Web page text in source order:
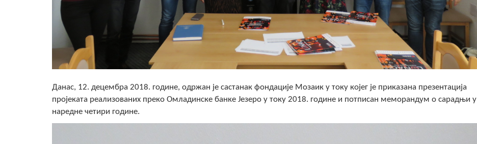
Данас, 12. децембра 2018. године, одржан је састанак фондације Мозаик у току којег је приказана презентација
пројеката реализованих преко Омладинске банке Језеро у току 2018. године и потписан меморандум о сарадњи у
наредне четири године.